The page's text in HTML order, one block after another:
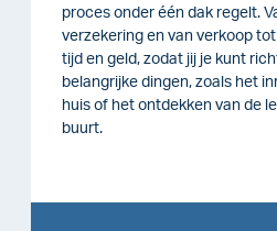
proces onder één dak regelt.
verzekering en van verkoop
tijd en geld, zodat jij je kunt
belangrijke dingen, zoals het
huis of het ontdekken van de
buurt.